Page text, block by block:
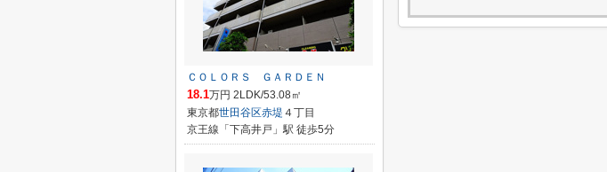
ＣＯＬＯＲＳ ＧＡＲＤＥＮ
18.1万円 2LDK/53.08㎡
東京都世田谷区赤堤 ４丁目
京王線「下高井戸」駅 徒歩5分